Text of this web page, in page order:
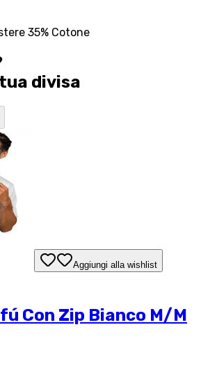
35% Cotone
divisa
Aggiungi alla wishlist
Con Zip Bianco M/M